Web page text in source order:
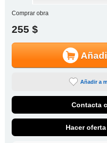
Comprar obra
255 $
Añadir a
Contacta
Hacer